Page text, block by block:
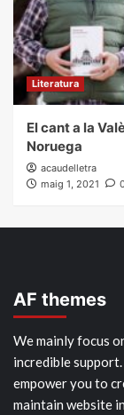
Literatura
El cant a la
Noruega
acaudelletra
maig 1, 2021
AF themes
We mainly focus
incredible
empower you to
maintain website